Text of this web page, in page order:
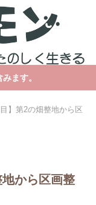
ます。
目】第2の畑整地から区
地から区画整